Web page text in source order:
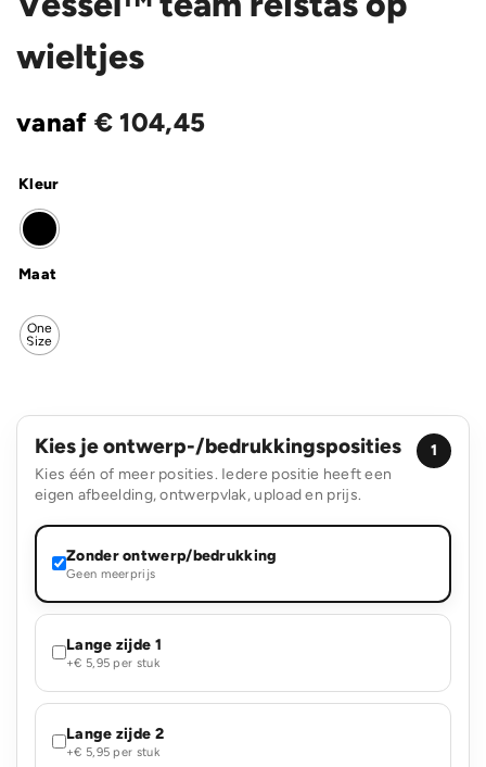
wieltjes
vanaf € 104,45
Kleur
Maat
One
Size
Kies je ontwerp-/bedrukkingsposities
Kies één of meer posities. Iedere positie heeft een
eigen afbeelding, ontwerpvlak, upload en prijs.
1
Zonder ontwerp/bedrukking
Geen meerprijs
Lange zijde 1
+€ 5,95 per stuk
Lange zijde 2
+€ 5,95 per stuk